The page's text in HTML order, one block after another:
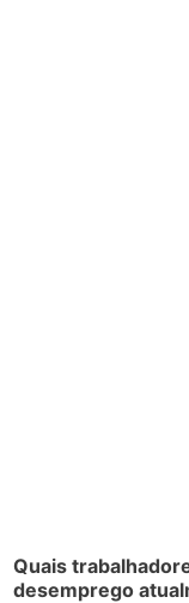
Quais
desemprego